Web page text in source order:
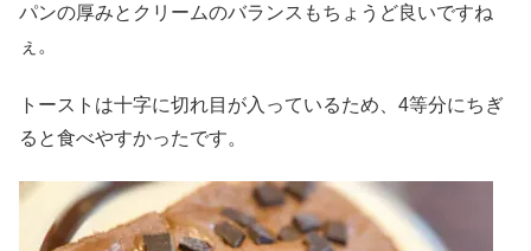
パンの厚みとクリームのバランスもちょうど良いですね
ぇ。
トーストは十字に切れ目が入っているため、4等分にちぎ
ると食べやすかったです。